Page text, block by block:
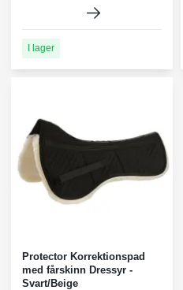
I lager
Protector Korrektionspad
med fårskinn Dressyr -
Svart/Beige